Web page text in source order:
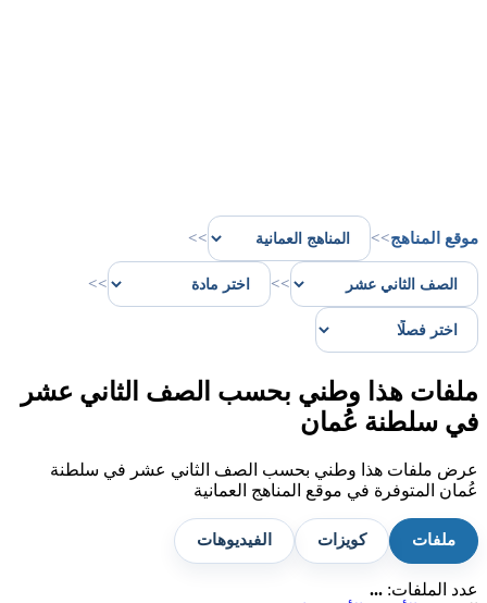
موقع المناهج>>
>>
>>
>>
ملفات هذا وطني بحسب الصف الثاني عشر
في سلطنة عُمان
عرض ملفات هذا وطني بحسب الصف الثاني عشر في سلطنة
عُمان المتوفرة في موقع المناهج العمانية
ملفات كويزات الفيديوهات
عدد الملفات: ...